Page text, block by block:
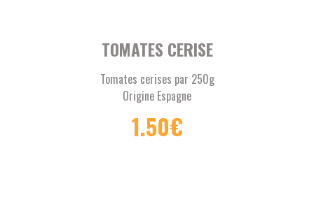
TOMATES CERISE
Tomates cerises par 250g
Origine Espagne
1.50€